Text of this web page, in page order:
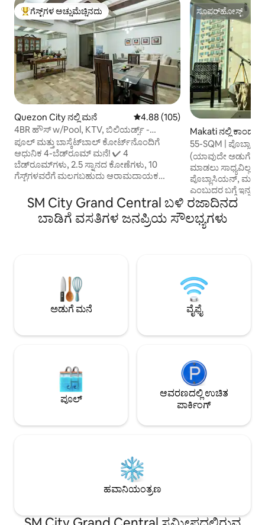
ಗೆಸ್ಟ್‌ಗಳಿಗೆ ಅತಿ ಹೆಚ್ಚು ಅಚ್ಚುಮೆಚ್ಚಿನದು
ಗೆಸ್ಟ್‌ಗಳ ಅಚ್ಚುಮೆಚ್ಚಿನದು
Quezon City ನಲ್ಲಿ ಮನೆ 5 ರಲ್ಲಿ 4.88 ಸರಾಸರಿ ರೇಟಿಂಗ್, 105
4.88 (105)
4BR ಹೌಸ್ w/Pool, KTV, ಬಿಲಿಯರ್ಡ್ಸ್ -
ಮಾಲ್‌ನಿಂದ 10 ನಿಮಿಷಗಳು
ಪೂಲ್ ಮತ್ತು ಬಾಸ್ಕೆಟ್‌ಬಾಲ್ ಕೋರ್ಟ್‌ನೊಂದಿಗೆ
ಆಧುನಿಕ 4-ಬೆಡ್‌ರೂಮ್ ಮನೆ! ✔ 4
ಬೆಡ್‌ರೂಮ್‌ಗಳು, 2.5 ಸ್ನಾನದ ಕೋಣೆಗಳು, 10
ಗೆಸ್ಟ್‌ಗಳವರೆಗೆ ಮಲಗಬಹುದು ಆರಾಮದಾಯಕ
ಸಂಪೂರ್ಣ ಸುಸಜ್ಜಿತ ಅಡುಗೆಮನೆ ✔ ಫೈಬರ್ ಹೈ
ಸ್ಪೀಡ್ ವೈಫೈ 200 Mbps ವರೆಗೆ/ ಸ್ಮಾರ್ಟ್ ಟಿವಿಗಳು 55
ಮತ್ತು 45/ ನೆಟ್‌ಫ್ಲಿಕ್ಸ್, (ಸ್ಥಳೀಯ ಮತ್ತು
ಮತ್ತು ಫಿಟ್‌ನೆಸ್‌ಗೆ ಸೂಕ್ತವಾಗಿದೆ ಮಾಲ್‌ಗಳು ಮತ್ತು
ಡೈನಿಂಗ್ ರೆಸ್ಟೋರೆಂಟ್‌ಗಳ ಬಳಿ ✔ ಪ್ರಧಾನ ಸ್ಥಳ
ಸೊಗಸಾದ ಮತ್ತು ಆರಾಮದಾಯಕ ವಾಸ್ತವ್ಯಕ್ಕಾಗಿ
ಈಗಲೇ ಬುಕ್ ಮಾಡಿ!
ಸೂಪರ್‌ಹೋಸ್ಟ್
ಸೂಪರ್‌ಹೋಸ್ಟ್
Makati ನಲ್ಲಿ ಕಾಂಡೋ
55-SQM |
ಅರ್ಬನ್ ಕ್ಯಾಬಿನ್
(ಯಾವುದೇ ಅಡುಗೆಮನೆ
ಮಾಡಲು ಸಾಧ್ಯವಿಲ್ಲ/
ಪೊಬ್ಲಾಸಿಯನ್, ಮಕಾಟಿ
ಎಂಬುದರ ಬಗ್ಗೆ
ನೆರೆಹೊರೆ ವಿಭಾಗವನ್ನು ಓದಿ.)
ಸೌಕರ್ಯಗಳಿಗೆ
ಪೊಬ್ಲಾಸಿಯಾನ್. ಇದು ಕ್ಲಾಸಿಕ್ ಕ್ಯಾಬಿನ್‌ನಲ್ಲಿ ವಿಭಿನ್ನ
ಮಕ್ಕಳು, ಕಲಾತ್ಮಕ
ಕಲಾ ಗ್ಯಾಲರಿಗಳು
ರೆಸ್ಟೋರೆಂಟ್‌ಗಳಿಗೆ
ಮಾಡುತ್ತಾರೆ
SM City Grand Central ಬಳಿ ರಜಾದಿನದ
ಬಾಡಿಗೆ ವಸತಿಗಳ ಜನಪ್ರಿಯ ಸೌಲಭ್ಯಗಳು
ಅಡುಗೆ ಮನೆ ವೈಫೈ
ಪೂಲ್
ಆವರಣದಲ್ಲಿ ಉಚಿತ
ಪಾರ್ಕಿಂಗ್
ಹವಾನಿಯಂತ್ರಣ